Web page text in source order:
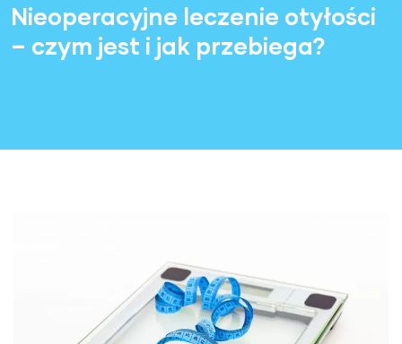
Nieoperacyjne leczenie otyłości
– czym jest i jak przebiega?